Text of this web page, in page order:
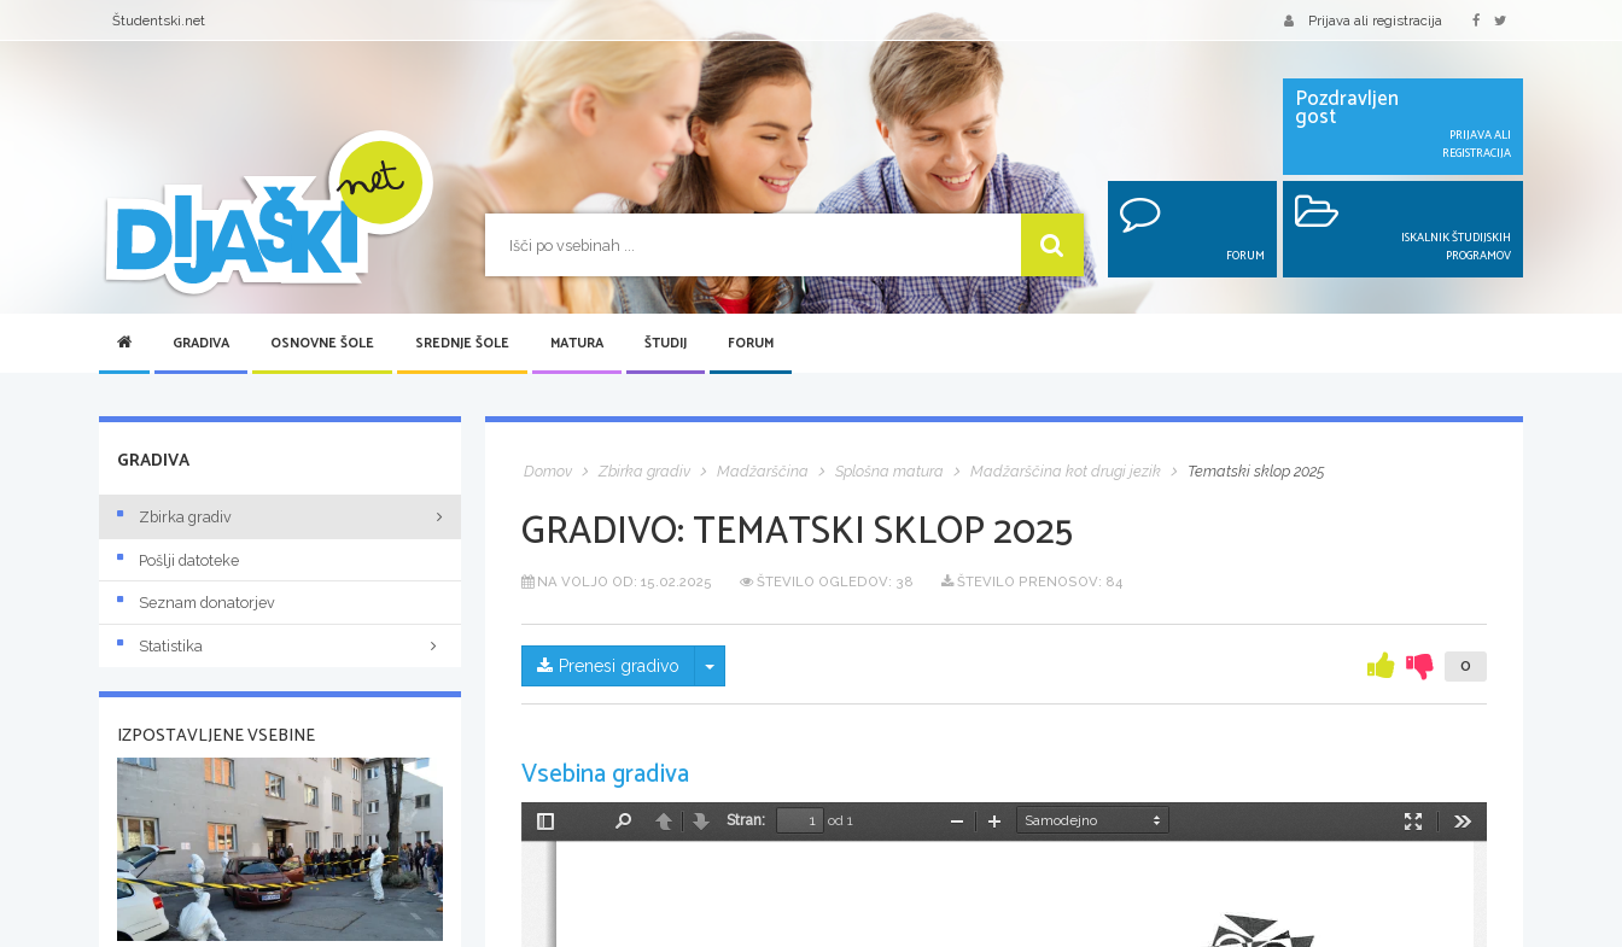
Študentski.net Prijava ali registracija
Pozdravljen
gost
PRIJAVA ALI
REGISTRACIJA
FORUM
ISKALNIK ŠTUDIJSKIH
PROGRAMOV
GRADIVA OSNOVNE ŠOLE SREDNJE ŠOLE MATURA ŠTUDIJ FORUM
Domov Zbirka gradiv Madžarščina Splošna matura Madžarščina kot drugi jezik Tematski sklop 2025
GRADIVO:TEMATSKI SKLOP 2025
NA VOLJO OD: 15.02.2025 ŠTEVILO OGLEDOV: 38 ŠTEVILO PRENOSOV: 84
Prenesi gradivo Skrij/prikaži meni 0
Vsebina gradiva
Preklopi
NazajNaprej
Stran:
od 1
Način
PomanjšajPovečaj
GRADIVA
Zbirka gradiv
Pošlji datoteke
Seznam donatorjev
Statistika
IZPOSTAVLJENE VSEBINE